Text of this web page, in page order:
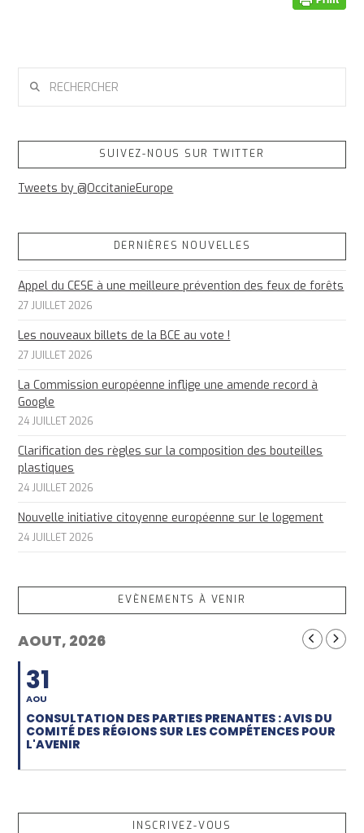
SUIVEZ-NOUS SUR TWITTER
Tweets by @OccitanieEurope
DERNIÈRES NOUVELLES
Appel du CESE à une meilleure prévention des feux de forêts
27 JUILLET 2026
Les nouveaux billets de la BCE au vote !
27 JUILLET 2026
La Commission européenne inflige une amende record à
Google
24 JUILLET 2026
Clarification des règles sur la composition des bouteilles
plastiques
24 JUILLET 2026
Nouvelle initiative citoyenne européenne sur le logement
24 JUILLET 2026
EVÈNEMENTS À VENIR
AOUT, 2026
31
AOU
CONSULTATION DES PARTIES PRENANTES : AVIS DU
COMITÉ DES RÉGIONS SUR LES COMPÉTENCES POUR
L'AVENIR
INSCRIVEZ-VOUS